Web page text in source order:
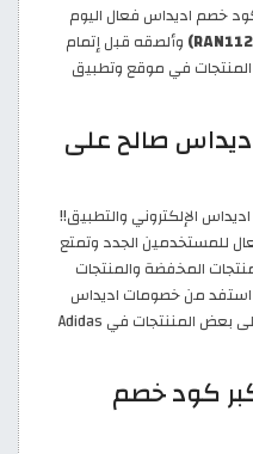
خصم اديداس فعال اليوم
وألصقه قبل إتمام
على جميع المنتجات في موقع وتطبيق
صالح على
الإلكتروني والتطبيق!!
للمستخدمين الجدد وتمتع
المخفضة والمنتجات
استفد من خصومات اديداس
الفعالة لفترة محدودة لغاية 50% على بعض المننتجات في Adidas
كود خصم